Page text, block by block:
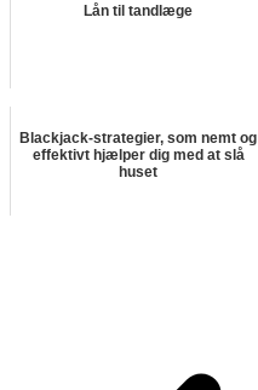
Lån til tandlæge
Blackjack-strategier, som nemt og
effektivt hjælper dig med at slå
huset